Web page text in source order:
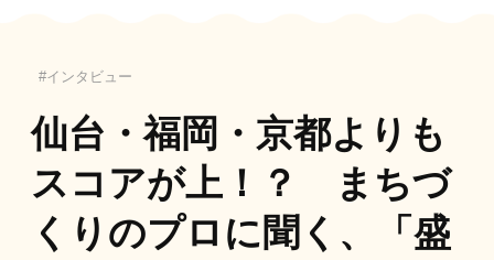
インタビュー
仙台・福岡・京都よりも
スコアが上！？ まちづ
くりのプロに聞く、「盛